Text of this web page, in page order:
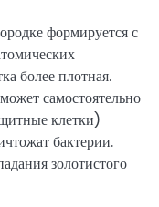
формируется с
более плотная.
самостоятельно
клетки)
бактерии.
золотистого